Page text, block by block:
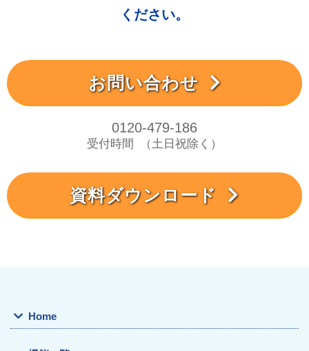
ください。
お問い合わせ
0120-479-186
受付時間 （土日祝除く）
資料ダウンロード
Home